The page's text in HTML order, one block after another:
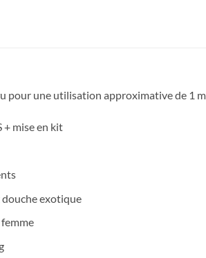
pour une utilisation approximative de 1
+ mise en kit
douche exotique